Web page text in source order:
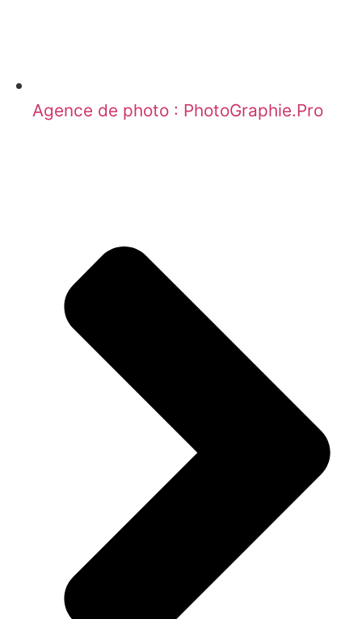
Agence de photo : PhotoGraphie.Pro